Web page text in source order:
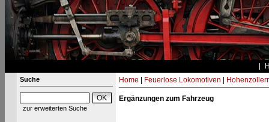
Suche
zur erweiterten Suche
Home Feuerlose Lokomotiven
Ergänzungen zum Fahrzeug